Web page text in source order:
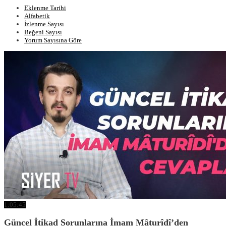
Eklenme Tarihi
Alfabetik
İzlenme Sayısı
Beğeni Sayısı
Yorum Sayısına Göre
1:05:45
Güncel İtikad Sorunlarına İmam Mâturîdî’den